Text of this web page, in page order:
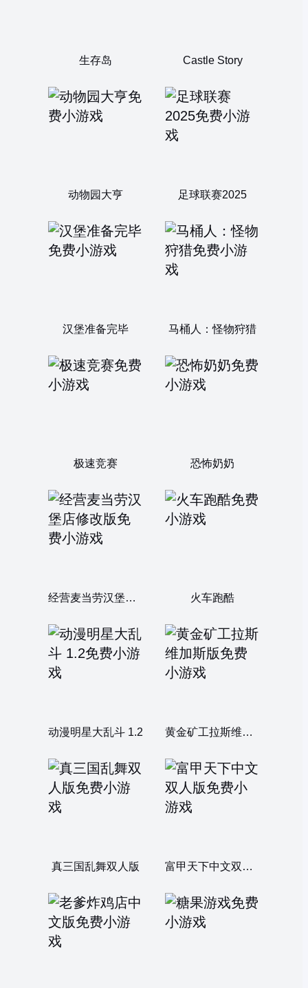
生存岛 Castle Story
动物园大亨 足球联赛2025
汉堡准备完毕 马桶人：怪物狩猎
极速竞赛 恐怖奶奶
经营麦当劳汉堡店修改版 火车跑酷
动漫明星大乱斗 1.2 黄金矿工拉斯维加斯版
真三国乱舞双人版 富甲天下中文双人版